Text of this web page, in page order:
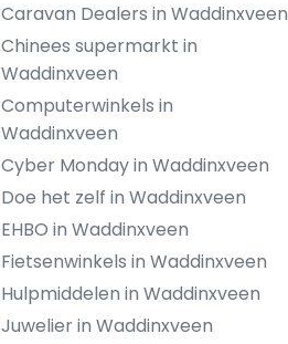
Caravan Dealers in Waddinxveen
Chinees supermarkt in
Waddinxveen
Computerwinkels in
Waddinxveen
Cyber Monday in Waddinxveen
Doe het zelf in Waddinxveen
EHBO in Waddinxveen
Fietsenwinkels in Waddinxveen
Hulpmiddelen in Waddinxveen
Juwelier in Waddinxveen